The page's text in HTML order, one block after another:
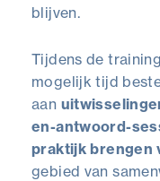
blijven.
Tijdens de
mogelijk tijd
aan
en-antwoord-
praktijk brengen
gebied van